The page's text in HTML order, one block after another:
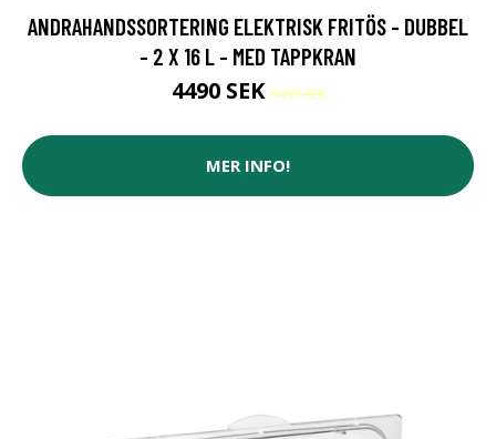
ANDRAHANDSSORTERING ELEKTRISK FRITÖS - DUBBEL
- 2 X 16 L - MED TAPPKRAN
4490 SEK5499 SEK
MER INFO!